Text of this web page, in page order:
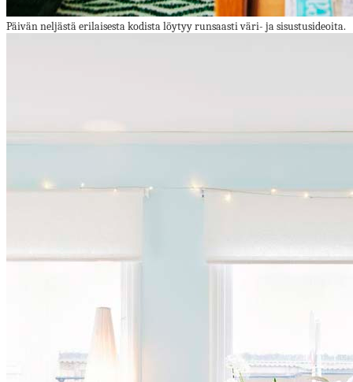
Päivän neljästä erilaisesta kodista löytyy runsaasti väri- ja sisustusideoita.